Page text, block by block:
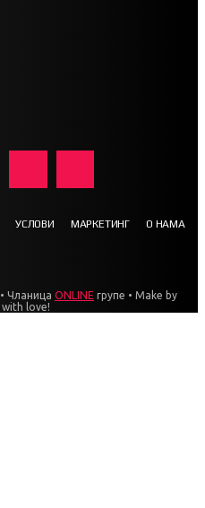
УСЛОВИ МАРКЕТИНГ О НАМА
• Чланица ONLINE групе • Make by
with love!